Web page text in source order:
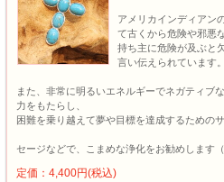
アメリカインディアン
て古くから危険や邪悪
持ち主に危険が及ぶと
言い伝えられています。
また、非常に明るいエネルギーでネガティブ
力をもたらし、
困難を乗り越えて夢や目標を達成するための
セージなどで、こまめな浄化をお勧めします
定価：4,400円(税込)